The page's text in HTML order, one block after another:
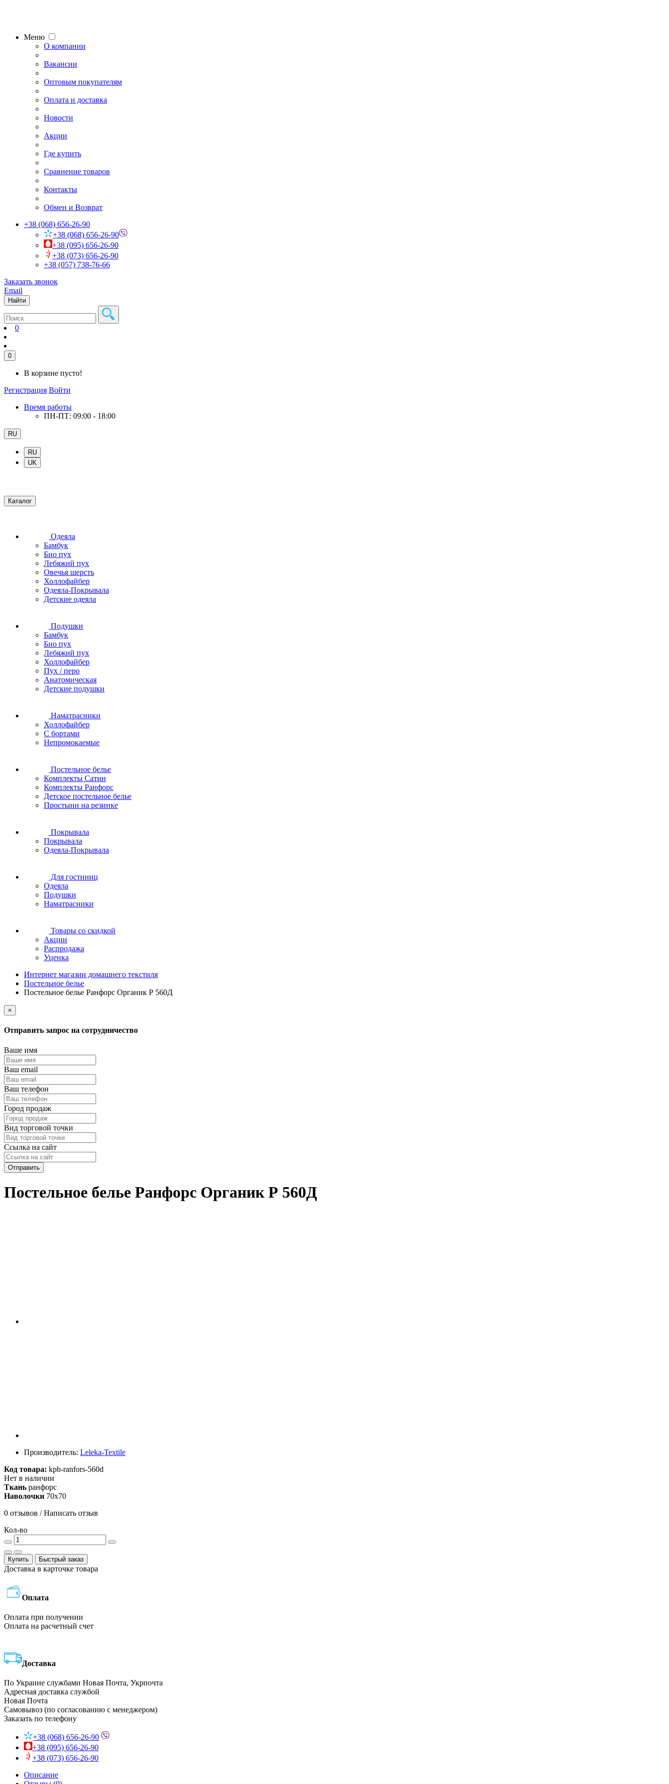
Меню
О компании
Вакансии
Оптовым покупателям
Оплата и доставка
Новости
Акции
Где купить
Сравнение товаров
Контакты
Обмен и Возврат
+38 (068) 656-26-90
+38 (068) 656-26-90
+38 (095) 656-26-90
+38 (073) 656-26-90
+38 (057) 738-76-66
Заказать звонок
Email
Найти
0
0
В корзине пусто!
Регистрация Войти
Время работы
ПН-ПТ: 09:00 - 18:00
RU
RU
UK
Каталог
Одеяла
Бамбук
Био пух
Лебяжий пух
Овечья шерсть
Холлофайбер
Одеяла-Покрывала
Детские одеяла
Подушки
Бамбук
Био пух
Лебяжий пух
Холлофайбер
Пух / перо
Анатомическая
Детские подушки
Наматрасники
Холлофайбер
С бортами
Непромокаемые
Постельное белье
Комплекты Сатин
Комплекты Ранфорс
Детское постельное белье
Простыни на резинке
Покрывала
Покрывала
Одеяла-Покрывала
Для гостиниц
Одеяла
Подушки
Наматрасники
Товары со скидкой
Акции
Распродажа
Уценка
Интернет магазин домашнего текстиля
Постельное белье
Постельное белье Ранфорс Органик Р 560Д
×
Отправить запрос на сотрудничество
Ваше имя
Ваш email
Ваш телефон
Город продаж
Вид торговой точки
Ссылка на сайт
Отправить
Постельное белье Ранфорс Органик Р 560Д
Производитель: Leleka-Textile
Код товара: kpb-ranfors-560d
Нет в наличии
Ткань ранфорс
Наволочки 70х70
0 отзывов /Написать отзыв
Кол-во
Купить Быстрый заказ
Доставка в карточке товара
Оплата
Оплата при получении
Оплата на расчетный счет
Доставка
По Украине службами Новая Почта, Укрпочта
Адресная доставка службой
Новая Почта
Самовывоз (по согласованию с менеджером)
Заказать по телефону
+38 (068) 656-26-90
+38 (095) 656-26-90
+38 (073) 656-26-90
Описание